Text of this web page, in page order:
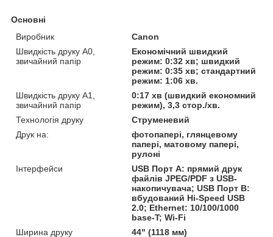
Основні
Виробник
Canon
Швидкість друку А0,
звичайний папір
Економічний швидкий
режим: 0:32 хв; швидкий
режим: 0:35 хв; стандартний
режим: 1:06 хв.
Швидкість друку А1,
звичайний папір
0:17 хв (швидкий економний
режим), 3,3 стор./хв.
Технологія друку
Струменевий
Друк на:
фотопапері, глянцевому
папері, матовому папері,
рулоні
Інтерфейси
USB Порт A: прямий друк
файлів JPEG/PDF з USB-
накопичувача; USB Порт B:
вбудований Hi-Speed USB
2.0; Ethernet: 10/100/1000
base-T; Wi-Fi
Ширина друку
44" (1118 мм)